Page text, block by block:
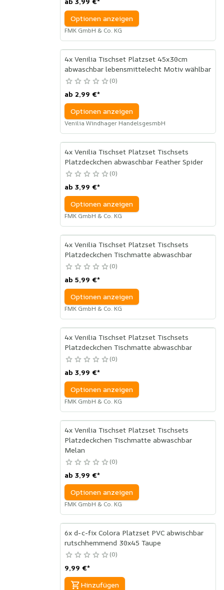
Optionen anzeigen
FMK GmbH & Co. KG
4x Venilia Tischset Platzset 45x30cm
abwaschbar lebensmittelecht Motiv wählbar
0
ab 2,99 €*
Optionen anzeigen
Venilia Windhager HandelsgesmbH
4x Venilia Tischset Platzset Tischsets
Platzdeckchen abwaschbar Feather Spider
0
ab 3,99 €*
Optionen anzeigen
FMK GmbH & Co. KG
4x Venilia Tischset Platzset Tischsets
Platzdeckchen Tischmatte abwaschbar
0
ab 5,99 €*
Optionen anzeigen
FMK GmbH & Co. KG
4x Venilia Tischset Platzset Tischsets
Platzdeckchen Tischmatte abwaschbar
0
ab 3,99 €*
Optionen anzeigen
FMK GmbH & Co. KG
4x Venilia Tischset Platzset Tischsets
Platzdeckchen Tischmatte abwaschbar
Melan
0
ab 3,99 €*
Optionen anzeigen
FMK GmbH & Co. KG
6x d-c-fix Colora Platzset PVC abwischbar
rutschhemmend 30x45 Taupe
0
9,99 €*
Hinzufügen